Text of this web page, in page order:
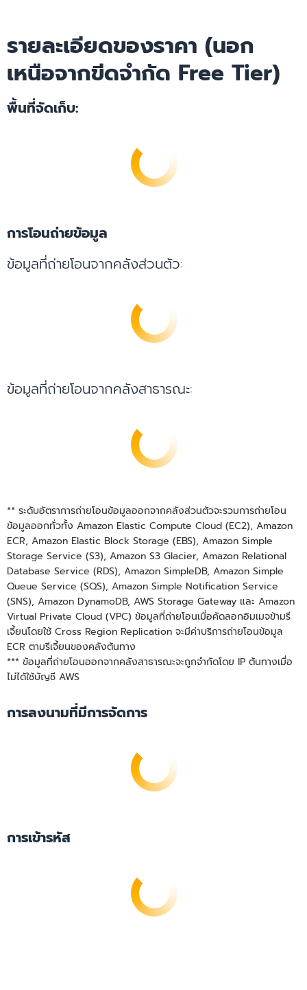
รายละเอียดของราคา (นอก
เหนือจากขีดจำกัด Free Tier)
พื้นที่จัดเก็บ:
การโอนถ่ายข้อมูล
ข้อมูลที่ถ่ายโอนจากคลังส่วนตัว:
ข้อมูลที่ถ่ายโอนจากคลังสาธารณะ:
** ระดับอัตราการถ่ายโอนข้อมูลออกจากคลังส่วนตัวจะรวมการถ่ายโอน
ข้อมูลออกทั่วทั้ง Amazon Elastic Compute Cloud (EC2), Amazon
ECR, Amazon Elastic Block Storage (EBS), Amazon Simple
Storage Service (S3), Amazon S3 Glacier, Amazon Relational
Database Service (RDS), Amazon SimpleDB, Amazon Simple
Queue Service (SQS), Amazon Simple Notification Service
(SNS), Amazon DynamoDB, AWS Storage Gateway และ Amazon
Virtual Private Cloud (VPC) ข้อมูลที่ถ่ายโอนเมื่อคัดลอกอิมเมจข้ามรี
เจี้ยนโดยใช้ Cross Region Replication จะมีค่าบริการถ่ายโอนข้อมูล
ECR ตามรีเจี้ยนของคลังต้นทาง
*** ข้อมูลที่ถ่ายโอนออกจากคลังสาธารณะจะถูกจำกัดโดย IP ต้นทางเมื่อ
ไม่ได้ใช้บัญชี AWS
การลงนามที่มีการจัดการ
การเข้ารหัส